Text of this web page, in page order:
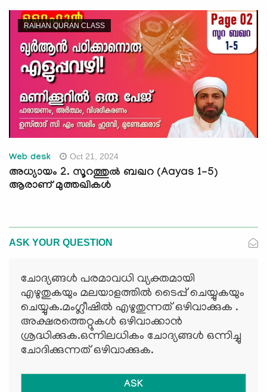
RAIHAN QURAN CLASS
Web desk Oct 21, 2024
അധ്യായം 2. സൂറത്തുല്‍ ബഖറ (Aayas 1-5)
ആരാണ് മുത്തഖികൾ
ASK YOUR QUESTION
ചോദ്യങ്ങള്‍ പരമാവധി വ്യക്തമായി
എഴുതുകയും മലയാളത്തില്‍ ടൈപ്പ് ചെയ്യുകയും
ചെയ്യുക.മംഗ്ലീഷില്‍ എഴുതുന്നത് ഒഴിവാക്കുക .
അക്ഷരത്തെറ്റുകള്‍ ഒഴിവാക്കാന്‍
ശ്രദ്ധിക്കുക.ഒന്നിലധികം ചോദ്യങ്ങള്‍ ഒന്നിച്ചു
ചോദിക്കുന്നത് ഒഴിവാക്കുക.
ASK